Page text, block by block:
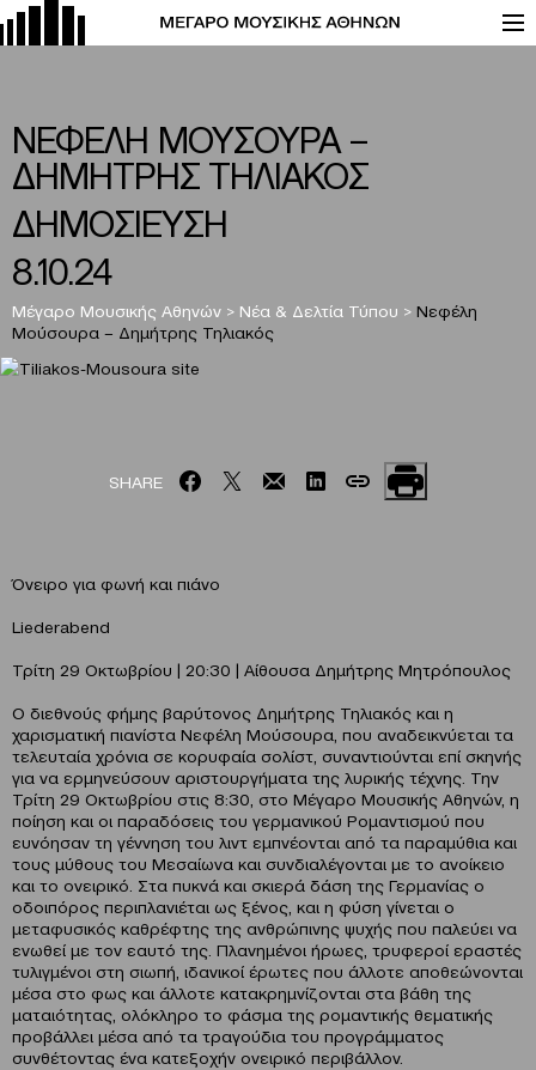
ΝΕΦΕΛΗ ΜΟΥΣΟΥΡΑ –
ΔΗΜΗΤΡΗΣ ΤΗΛΙΑΚΟΣ
ΔΗΜΟΣΙΕΥΣΗ
8.10.24
Μέγαρο Μουσικής Αθηνών > Νέα & Δελτία Τύπου > Νεφέλη
Μούσουρα – Δημήτρης Τηλιακός
SHARE
Όνειρο για φωνή και πιάνο
Liederabend
Τρίτη 29 Οκτωβρίου | 20:30 | Αίθουσα Δημήτρης Μητρόπουλος
Ο διεθνούς φήμης βαρύτονος Δημήτρης Τηλιακός και η
χαρισματική πιανίστα Νεφέλη Μούσουρα, που αναδεικνύεται τα
τελευταία χρόνια σε κορυφαία σολίστ, συναντιούνται επί σκηνής
για να ερμηνεύσουν αριστουργήματα της λυρικής τέχνης. Την
Τρίτη 29 Οκτωβρίου στις 8:30, στο Μέγαρο Μουσικής Αθηνών, η
ποίηση και οι παραδόσεις του γερμανικού Ρομαντισμού που
ευνόησαν τη γέννηση του λιντ εμπνέονται από τα παραμύθια και
τους μύθους του Μεσαίωνα και συνδιαλέγονται με το ανοίκειο
και το ονειρικό. Στα πυκνά και σκιερά δάση της Γερμανίας ο
οδοιπόρος περιπλανιέται ως ξένος, και η φύση γίνεται ο
μεταφυσικός καθρέφτης της ανθρώπινης ψυχής που παλεύει να
ενωθεί με τον εαυτό της. Πλανημένοι ήρωες, τρυφεροί εραστές
τυλιγμένοι στη σιωπή, ιδανικοί έρωτες που άλλοτε αποθεώνονται
μέσα στο φως και άλλοτε κατακρημνίζονται στα βάθη της
ματαιότητας, ολόκληρο το φάσμα της ρομαντικής θεματικής
προβάλλει μέσα από τα τραγούδια του προγράμματος
συνθέτοντας ένα κατεξοχήν ονειρικό περιβάλλον.